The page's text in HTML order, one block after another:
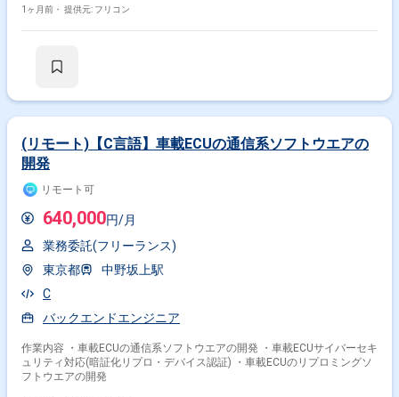
1ヶ月前・ 提供元: フリコン
(リモート)【C言語】車載ECUの通信系ソフトウエアの
開発
リモート可
640,000円/月
業務委託(フリーランス)
東京都
中野坂上駅
C
バックエンドエンジニア
作業内容 ・車載ECUの通信系ソフトウエアの開発 ・車載ECUサイバーセキ
ュリティ対応(暗証化リプロ・デバイス認証) ・車載ECUのリプロミングソ
フトウエアの開発